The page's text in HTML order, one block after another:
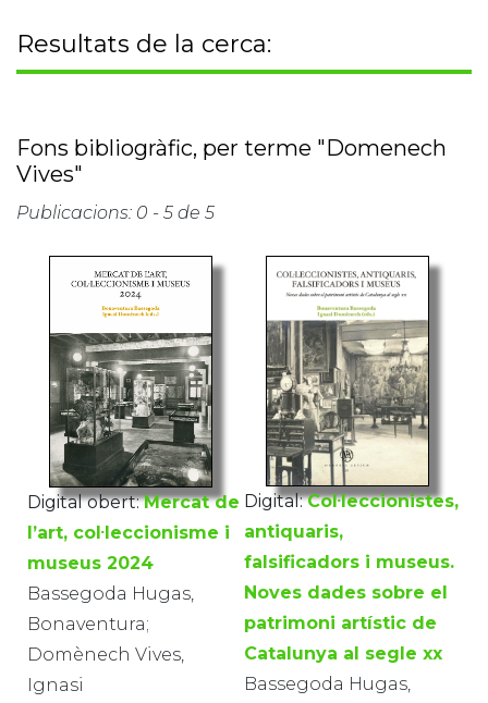
Resultats de la cerca:
Fons bibliogràfic, per terme "Domenech
Vives"
Publicacions: 0 - 5 de 5
Digital obert: Mercat de
l’art, col·leccionisme i
museus 2024
Bassegoda Hugas,
Bonaventura;
Domènech Vives,
Ignasi
Digital: Col·leccionistes,
antiquaris,
falsificadors i museus.
Noves dades sobre el
patrimoni artístic de
Catalunya al segle xx
Bassegoda Hugas,